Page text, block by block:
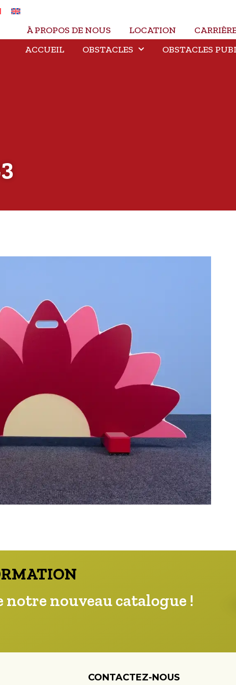
À PROPOS DE NOUS LOCATION
ACCUEIL
OBSTACLES OBSTACLES
notre nouveau catalogue !
CONTACTEZ-NOUS